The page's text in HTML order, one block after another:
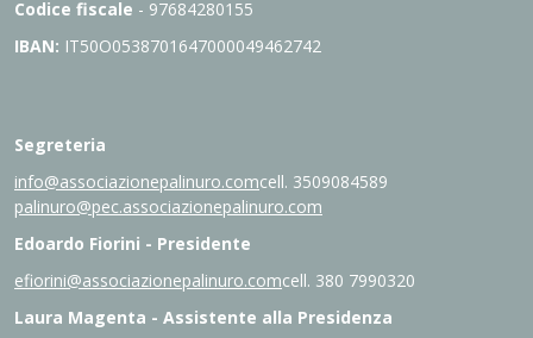
Codice fiscale - 97684280155
IBAN: IT50O0538701647000049462742
Segreteria
info@associazionepalinuro.comcell. 3509084589
palinuro@pec.associazionepalinuro.com
Edoardo Fiorini - Presidente
efiorini@associazionepalinuro.comcell. 380 7990320
Laura Magenta - Assistente alla Presidenza